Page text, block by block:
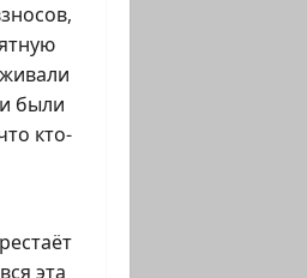
были
кто-
эта